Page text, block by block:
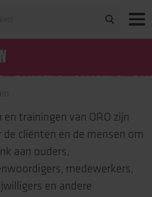
vragen
en trainingen van ORO zijn
de cliënten en de mensen om
aan ouders,
medewerkers,
en andere